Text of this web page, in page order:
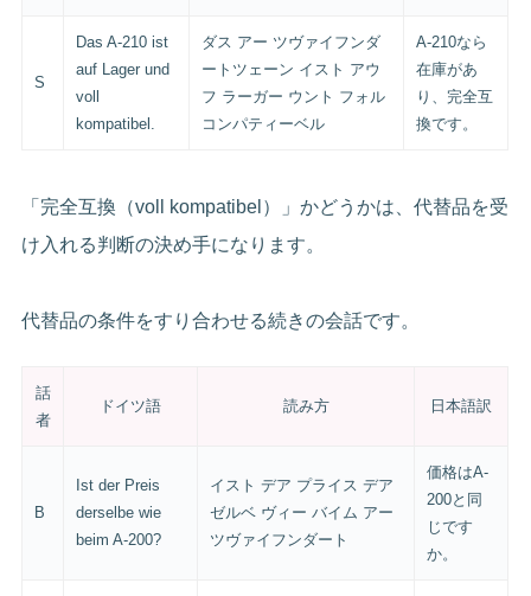
S
Das A-210 ist
auf Lager und
voll
kompatibel.
ダス アー ツヴァイフンダ
ートツェーン イスト アウ
フ ラーガー ウント フォル
コンパティーベル
A-210なら
在庫があ
り、完全互
換です。
「完全互換（voll kompatibel）」かどうかは、代替品を受
け入れる判断の決め手になります。
代替品の条件をすり合わせる続きの会話です。
話
者
ドイツ語 読み方 日本語訳
B
Ist der Preis
derselbe wie
beim A-200?
イスト デア プライス デア
ゼルベ ヴィー バイム アー
ツヴァイフンダート
価格はA-
200と同
じです
か。